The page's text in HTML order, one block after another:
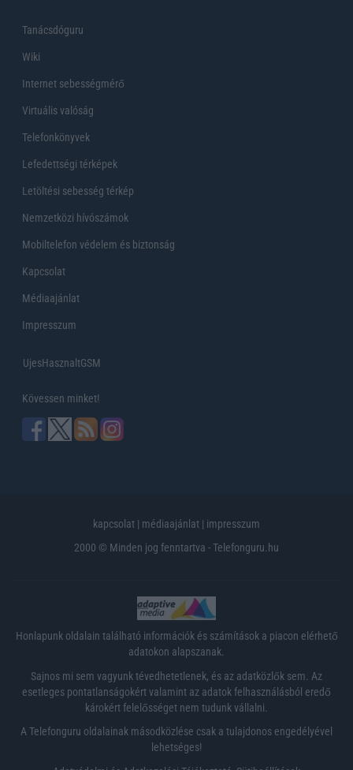
Tanácsdóguru
Wiki
Internet sebességmérő
Virtuális valóság
Telefonkönyvek
Lefedettségi térképek
Letöltési sebesség térkép
Nemzetközi hívószámok
Mobiltelefon védelem és biztonság
Kapcsolat
Médiaajánlat
Impresszum
UjesHasznaltGSM
Kövessen minket!
kapcsolat | médiaajánlat | impresszum
2000 © Minden jog fenntartva - Telefonguru.hu
Honlapunk oldalain található információk és számítások a piacon elérhető
adatokon alapszanak.
Sajnos mi sem vagyunk tévedhetetlenek, és az adatközlők sem. Az
esetleges pontatlanságokért valamint az adatok felhasználásból eredő
károkért felelősséget nem tudunk vállalni.
A Telefonguru oldalainak másodközlése csak a tulajdonos engedélyével
lehetséges!